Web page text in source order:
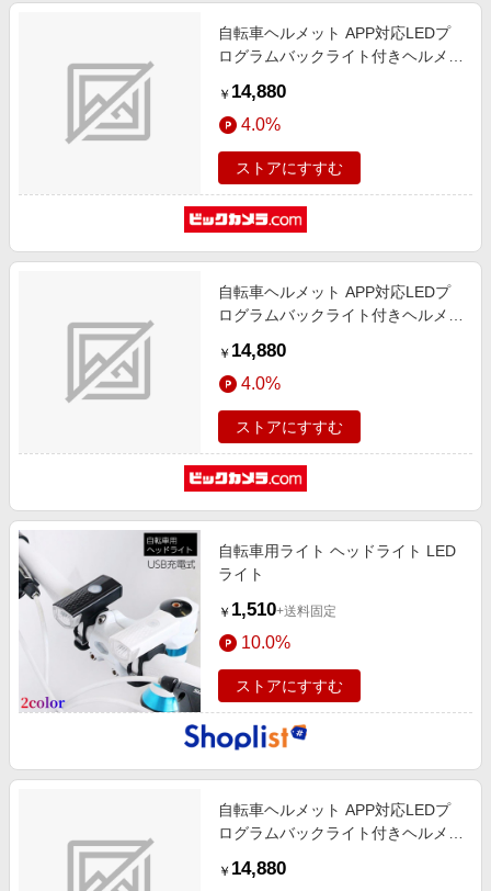
自転車ヘルメット APP対応LEDプ
ログラムバックライト付きヘルメッ
￥ 14,880
4.0%
ストアにすすむ
自転車ヘルメット APP対応LEDプ
ログラムバックライト付きヘルメッ
￥ 14,880
4.0%
ストアにすすむ
自転車用ライト ヘッドライト LED
ライト
￥ 1,510+送料固定
10.0%
ストアにすすむ
自転車ヘルメット APP対応LEDプ
ログラムバックライト付きヘルメッ
￥ 14,880